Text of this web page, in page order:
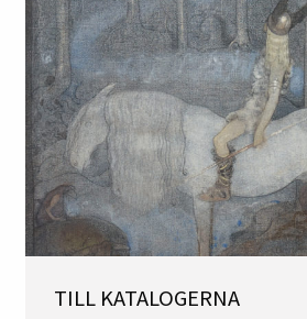
TILL KATALOGERNA